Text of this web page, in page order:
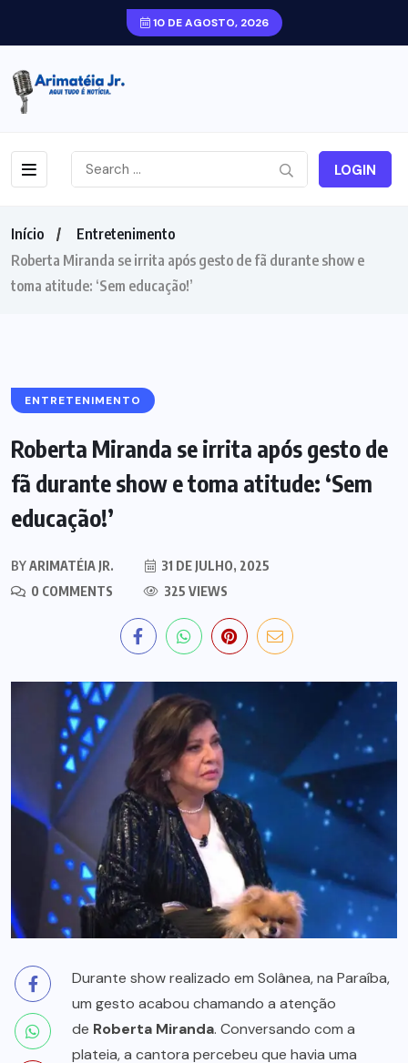
10 DE AGOSTO, 2026
LOGIN
Início
Entretenimento
Roberta Miranda se irrita após gesto de fã durante show e
toma atitude: ‘Sem educação!’
ENTRETENIMENTO
Roberta Miranda se irrita após gesto de
fã durante show e toma atitude: ‘Sem
educação!’
BYARIMATÉIA JR.
31 DE JULHO, 2025
0 COMMENTS
325 VIEWS
Durante show realizado em Solânea, na Paraíba,
um gesto acabou chamando a atenção
de Roberta Miranda. Conversando com a
plateia, a cantora percebeu que havia uma